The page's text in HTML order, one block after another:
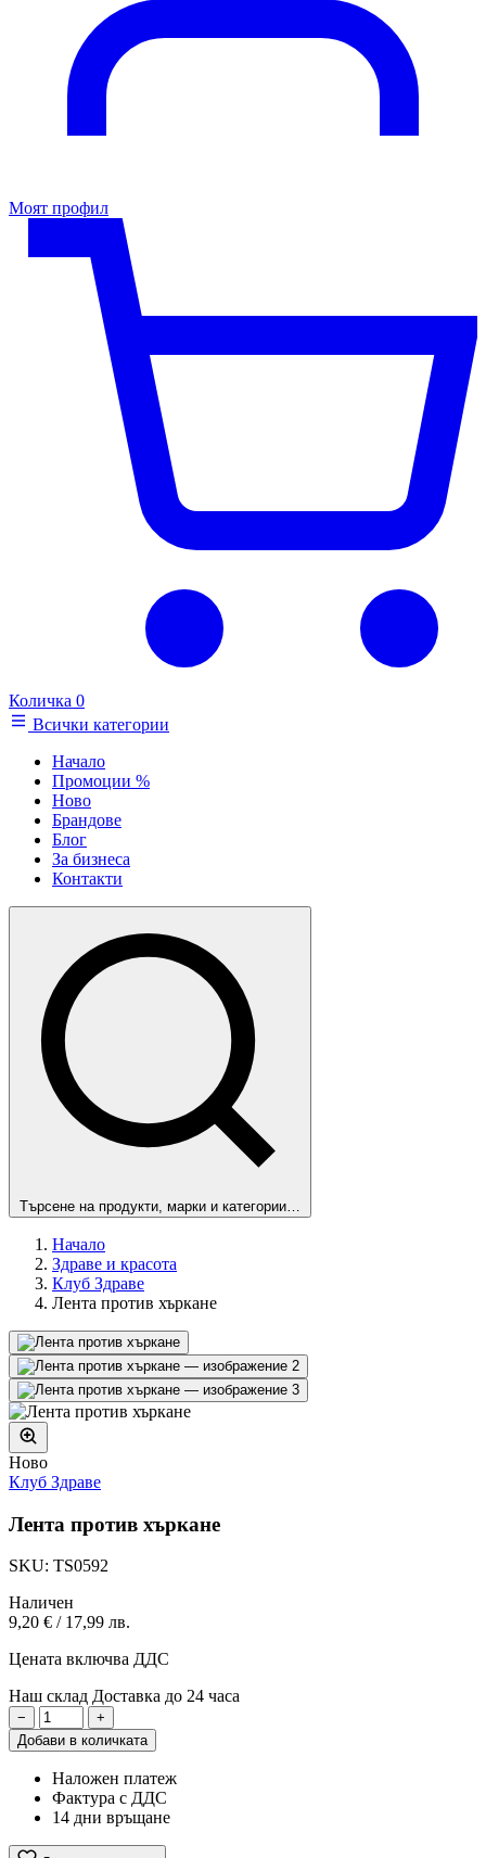
Моят профил
Количка 0
Всички категории
Начало
Промоции %
Ново
Брандове
Блог
За бизнеса
Контакти
Търсене на продукти, марки и категории…
Начало
Здраве и красота
Клуб Здраве
Лента против хъркане
Ново
Клуб Здраве
Лента против хъркане
SKU: TS0592
Наличен
9,20 € / 17,99 лв.
Цената включва ДДС
Наш склад Доставка до 24 часа
−
+
Добави в количката
Наложен платеж
Фактура с ДДС
14 дни връщане